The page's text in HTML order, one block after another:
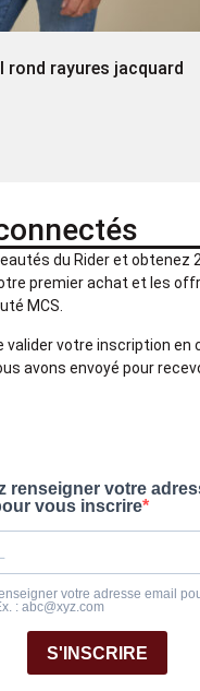
rond rayures jacquard
du Rider et obtenez
premier achat et les
MCS.
valider votre inscription en
avons envoyé pour
renseigner votre
vous inscrire
votre adresse email
: abc@xyz.com
S'INSCRIRE